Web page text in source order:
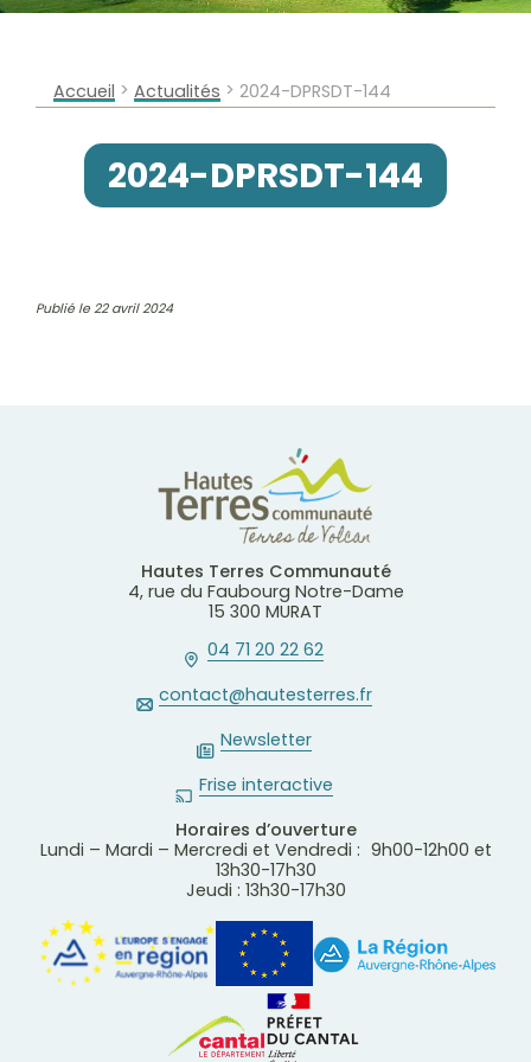
Accueil > Actualités > 2024-DPRSDT-144
2024-DPRSDT-144
Publié le 22 avril 2024
Hautes Terres Communauté
4, rue du Faubourg Notre-Dame
15 300 MURAT
04 71 20 22 62
contact@hautesterres.fr
Newsletter
Frise interactive
Horaires d’ouverture
Lundi – Mardi – Mercredi et Vendredi : 9h00-12h00 et
13h30-17h30
Jeudi : 13h30-17h30